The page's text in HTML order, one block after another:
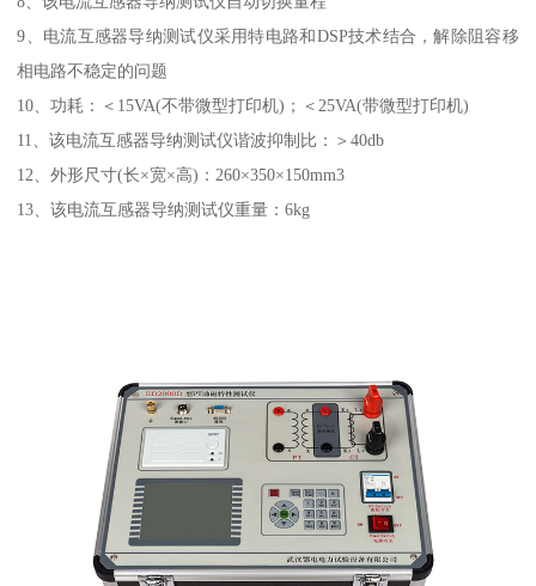
9、电流互感器导纳测试仪采用特电路和DSP技术结合，解除阻容移
相电路不稳定的问题
10、功耗：＜15VA(不带微型打印机)；＜25VA(带微型打印机)
11、该电流互感器导纳测试仪谐波抑制比：＞40db
12、外形尺寸(长×宽×高)：260×350×150mm3
13、该电流互感器导纳测试仪重量：6kg